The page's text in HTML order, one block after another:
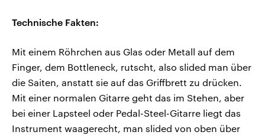
Technische Fakten:
Mit einem Röhrchen aus Glas oder Metall auf dem
Finger, dem Bottleneck, rutscht, also slided man über
die Saiten, anstatt sie auf das Griffbrett zu drücken.
Mit einer normalen Gitarre geht das im Stehen, aber
bei einer Lapsteel oder Pedal-Steel-Gitarre liegt das
Instrument waagerecht, man slided von oben über